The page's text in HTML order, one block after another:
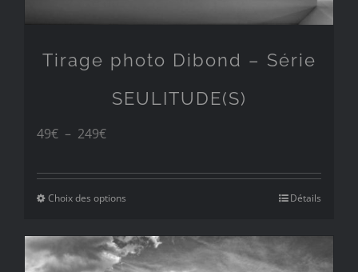
Tirage photo Dibond – Série
SEULITUDE(S)
49€ – 249€Plage
prix :
à
Choix des options Détails